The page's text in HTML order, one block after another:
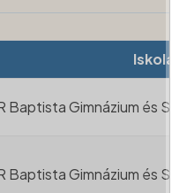
Iskola
Baptista Gimnázium és
Baptista Gimnázium és